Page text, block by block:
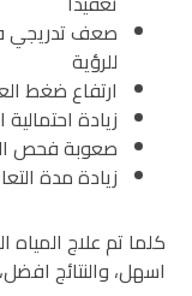
صعف تدريجي
للرؤية
ارتفاع ضغط
زيادة
صعوبة فحص
زيادة مدة
كلما تم علاج
اسهل، والنتائج